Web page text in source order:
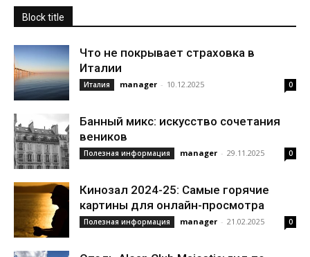
Block title
Что не покрывает страховка в
Италии
Италия manager - 10.12.2025 0
Банный микс: искусство сочетания
веников
Полезная информация manager - 29.11.2025 0
Кинозал 2024-25: Самые горячие
картины для онлайн-просмотра
Полезная информация manager - 21.02.2025 0